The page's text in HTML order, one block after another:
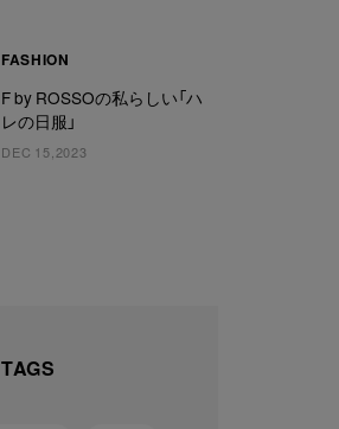
FASHION
F by ROSSOの私らしい「ハ
レの日服」
DEC 15,2023
TAGS